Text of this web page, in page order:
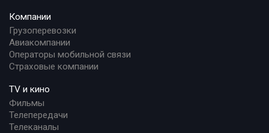
Компании
Грузоперевозки
Авиакомпании
Операторы мобильной связи
Страховые компании
TV и кино
Фильмы
Телепередачи
Телеканалы